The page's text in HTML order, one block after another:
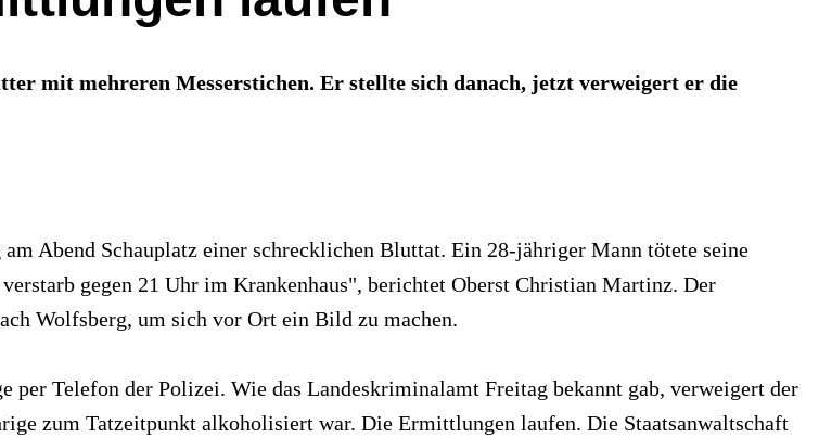
mit mehreren Messerstichen. Er stellte sich danach, jetzt verweigert er die
Abend Schauplatz einer schrecklichen Bluttat. Ein 28-jähriger Mann tötete seine
gegen 21 Uhr im Krankenhaus", berichtet Oberst Christian Martinz. Der
Wolfsberg, um sich vor Ort ein Bild zu machen.
per Telefon der Polizei. Wie das Landeskriminalamt Freitag bekannt gab, verweigert der
zum Tatzeitpunkt alkoholisiert war. Die Ermittlungen laufen. Die Staatsanwaltschaft